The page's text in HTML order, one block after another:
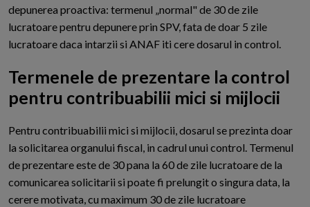
depunerea proactiva: termenul „normal" de 30 de zile
lucratoare pentru depunere prin SPV, fata de doar 5 zile
lucratoare daca intarzii si ANAF iti cere dosarul in control.
Termenele de prezentare la control
pentru contribuabilii mici si mijlocii
Pentru contribuabilii mici si mijlocii, dosarul se prezinta doar
la solicitarea organului fiscal, in cadrul unui control. Termenul
de prezentare este de 30 pana la 60 de zile lucratoare de la
comunicarea solicitarii si poate fi prelungit o singura data, la
cerere motivata, cu maximum 30 de zile lucratoare